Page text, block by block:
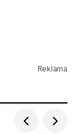
Reklama